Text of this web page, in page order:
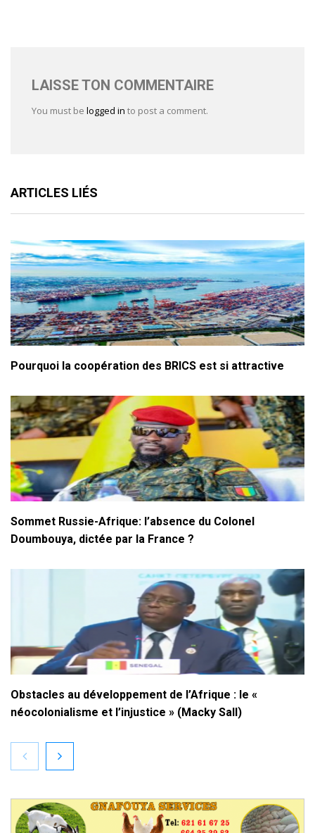
LAISSE TON COMMENTAIRE
You must be logged in to post a comment.
ARTICLES LIÉS
Pourquoi la coopération des BRICS est si attractive
Sommet Russie-Afrique: l’absence du Colonel
Doumbouya, dictée par la France ?
Obstacles au développement de l’Afrique : le «
néocolonialisme et l’injustice » (Macky Sall)